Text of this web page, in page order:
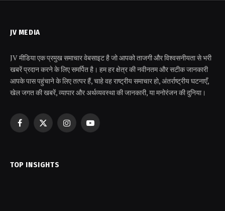
JV MEDIA
JV मीडिया एक प्रमुख समाचार वेबसाइट है जो आपको ताजगी और विश्वसनीयता से भरी
खबरें प्रदान करने के लिए समर्पित है। हम हर क्षेत्र की नवीनतम और सटीक जानकारी
आपके पास पहुंचाने के लिए तत्पर हैं, चाहे वह राष्ट्रीय समाचार हो, अंतर्राष्ट्रीय घटनाएँ,
खेल जगत की खबरें, व्यापार और अर्थव्यवस्था की जानकारी, या मनोरंजन की दुनिया।
Facebook
X
InstagramYouTube
TOP INSIGHTS